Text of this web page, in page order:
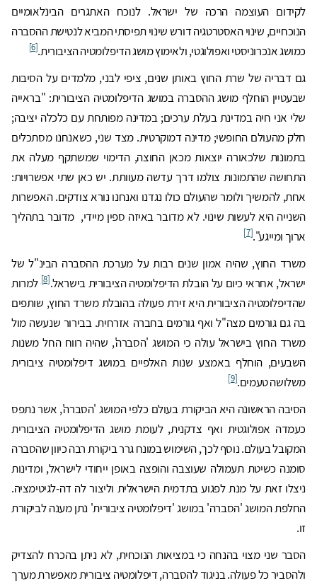
לקידום העוצמה הרכה של ישראל. לנוכח האתגרים הבינלאומיים
הנוכחיים, שינוי האסטרטגיה דורש שינוי תפיסתי המביא לנטישת ההסברה
כמושג אנכרוניסטי ואפולוגטי, ולאימוץ מושג הדיפלומטיה הציבורית.[6]
גם דבריה של שרת החוץ באותן שנים, ציפי לבני, מלמדים על הסיבות
שבעטיין הוחלף מושג ההסברה במושג הדיפלומטיה הציבורית: "בראייה
שלי אני חיה במדינת בעלת ערכים; במדינה מפותחת עם כלכלה יציבה;
חלק מהעולם החופשי; מדינה דמוקרטית. מצד שני, כשאנחנו מסתכלים
בתמונות שלכאורה יוצאות מכאן החוצה, הדימוי שמשתקף מעלה את
התחושה שהתמונות צולמו דרך עדשה מעוותת. יש כאן שתי אפשרויות:
אחת, להמשיך ולומר שהעולם כולו נגדנו ואנחנו נורא צודקים. האפשרות
השנייה היא לעשות שינוי. לא מדובר באיזה ספין מיידי, מדובר בתהליך
ארוך ומייגע".[7]
משרד החוץ, שהיה אמון שנים רבות על מערכת ההסברה הבינ"ל של
ישראל, אחראי כיום על הובלת הדיפלומטיה הציבורית בישראל.[8] למרות
שהדיפלומטיה הציבורית היא זירת פעולה בהובלת משרד החוץ, שותפים
בה גם גורמים מצה"ל ואף גורמים בחברה אזרחית. בבירור שנעשה מול
משרד החוץ בישראל עולה כי המושג 'הסברה', שהיה רווח החל משנות
השבעים, הוחלף באמצע שנות האלפיים במושג דיפלומטיה ציבורית
משלושה טעמים.[9]
הסיבה הראשונה היא הביקורת בעולם כלפי המושג 'הסברה', אשר נתפס
כעמדה אפולוגטית ואף צדקנית, לעומת מושג הדיפלומטיה הציבורית
המקובל בעולם. נוסף לכך, השימוש במונח גרר ביקורת רבה כיוון שהסברה
סומנה כשיטת תעמולה שעוצבה והופצה באופן ייחודי לישראל, ומדינות
ניצלו זאת על מנת לפגוע בתדמית הישראלית וליצור לה דה-לגיטימציה.
החלפת המושג 'הסברה' במושג 'דיפלומטיה ציבורית' נתן מענה לביקורת
זו.
הסבר שני מצוי בהנחה כי במציאות הנוכחית, לא ניתן בהכרח להצדיק
ולהסביר כל פעולה. בניגוד להסברה, דיפלומטיה ציבורית מאפשרת מערך